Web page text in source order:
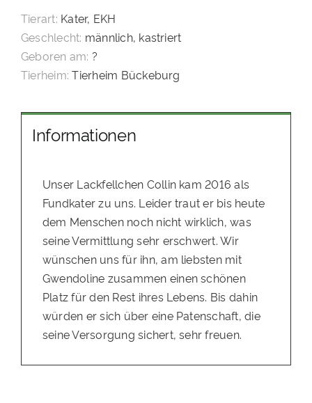
Tierart: Kater, EKH
Geschlecht: männlich, kastriert
Geboren am: ?
Tierheim: Tierheim Bückeburg
Informationen
Unser Lackfellchen Collin kam 2016 als
Fundkater zu uns. Leider traut er bis heute
dem Menschen noch nicht wirklich, was
seine Vermittlung sehr erschwert. Wir
wünschen uns für ihn, am liebsten mit
Gwendoline zusammen einen schönen
Platz für den Rest ihres Lebens. Bis dahin
würden er sich über eine Patenschaft, die
seine Versorgung sichert, sehr freuen.